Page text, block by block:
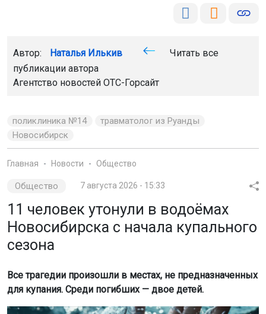
Автор: Наталья Илькив
Читать все
публикации автора
Агентство новостей ОТС-Горсайт
поликлиника №14
травматолог из Руанды
Новосибирск
Главная Новости Общество
Общество 7 августа 2026 - 15:33
11 человек утонули в водоёмах
Новосибирска с начала купального
сезона
Все трагедии произошли в местах, не предназначенных
для купания. Среди погибших — двое детей.